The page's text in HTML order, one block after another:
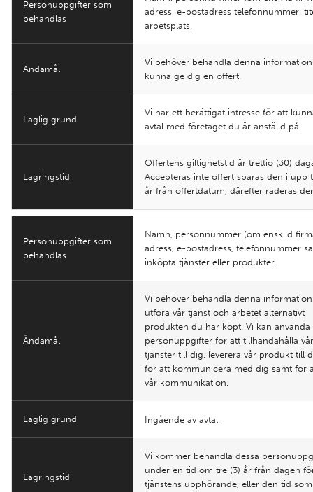
Personuppgifter som
behandlas
adress, e-postadress telefonnummer,
arbetsplats.
Ändamål
Vi behöver behandla denna
kunna ge dig en offert.
Laglig grund
Vi har ett berättigat intresse för att
avtal med företaget du är anställd på.
Lagringstid
Offertens giltighetstid är trettio (30)
Accepteras inte offert sparas den i upp
år från offertdatum, därefter raderas
Personuppgifter som
behandlas
Namn, personnummer (om enskild
adress, e-postadress, telefonnummer
inköpta tjänster eller produkter.
Ändamål
Vi behöver behandla denna
utföra vår tjänst och arbetet alternativt
produkten du har köpt. Vi kan använda
personuppgifter för att tillhandahålla
tjänster till dig, leverera vår produkt till
för att kommunicera med dig samt för
vår kommunikation.
Laglig grund Ingående av avtal.
Lagringstid
Vi kommer behandla dessa
under en tid om tre (3) år från dagen
tjänstens upphörande, eller den tid som